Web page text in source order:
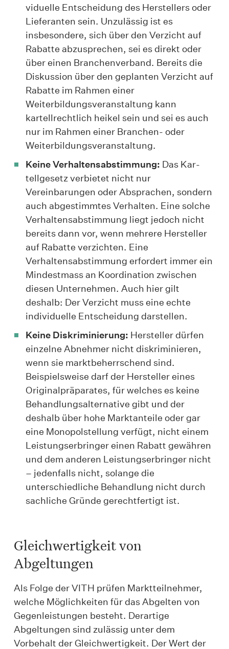
viduelle Entscheidung des Herstellers oder
Lieferanten sein. Unzulässig ist es
insbesondere, sich über den Verzicht auf
Rabatte abzusprechen, sei es direkt oder
über einen Branchenverband. Bereits die
Diskussion über den geplanten Verzicht auf
Rabatte im Rahmen einer
Weiterbildungsveranstaltung kann
kartellrechtlich heikel sein und sei es auch
nur im Rahmen einer Branchen- oder
Weiterbildungsveranstaltung.
Keine Verhaltensabstimmung: Das Kar­
tellgesetz verbietet nicht nur
Vereinbarungen oder Absprachen, sondern
auch abgestimmtes Verhalten. Eine solche
Verhaltensabstimmung liegt jedoch nicht
bereits dann vor, wenn mehrere Hersteller
auf Rabatte verzichten. Eine
Verhaltensabstimmung erfordert immer ein
Mindestmass an Koordination zwischen
diesen Unternehmen. Auch hier gilt
deshalb: Der Verzicht muss eine echte
individuelle Entscheidung darstellen.
Keine Diskriminierung: Hersteller dürfen
einzelne Abnehmer nicht diskriminieren,
wenn sie marktbeherrschend sind.
Beispielsweise darf der Hersteller eines
Originalpräparates, für welches es keine
Behandlungsalternative gibt und der
deshalb über hohe Marktanteile oder gar
eine Monopolstellung verfügt, nicht einem
Leistungserbringer einen Rabatt gewähren
und dem anderen Leistungserbringer nicht
– jedenfalls nicht, solange die
unterschiedliche Behandlung nicht durch
sachliche Gründe gerechtfertigt ist.
Gleichwertigkeit von
Abgeltungen
Als Folge der VITH prüfen Marktteilnehmer,
welche Möglichkeiten für das Abgelten von
Gegenleistungen besteht. Derartige
Abgeltungen sind zulässig unter dem
Vorbehalt der Gleichwertigkeit. Der Wert der